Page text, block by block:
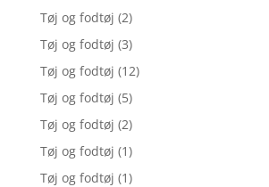
Tøj og fodtøj (2)
Tøj og fodtøj (3)
Tøj og fodtøj (12)
Tøj og fodtøj (5)
Tøj og fodtøj (2)
Tøj og fodtøj (1)
Tøj og fodtøj (1)